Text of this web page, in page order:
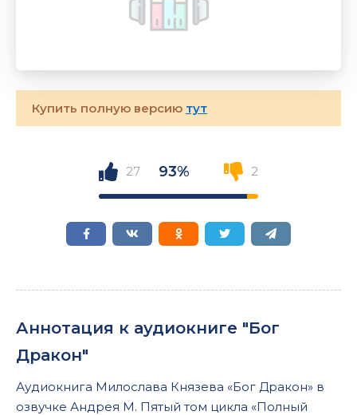
Купить полную версию тут
27 93% 2
Аннотация к аудиокниге "Бог
Дракон"
Аудиокнига Милослава Князева «Бог Дракон» в
озвучке Андрея М. Пятый том цикла «Полный